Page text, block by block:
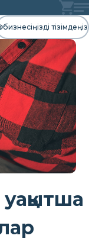
бизнесіңізді тізімдеңіз